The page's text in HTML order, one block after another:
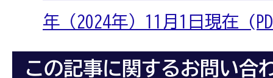
年（2024年）11月1日現在
この記事に関するお問い合